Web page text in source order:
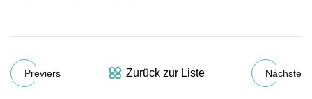
Previers Zurück zur Liste Nächste